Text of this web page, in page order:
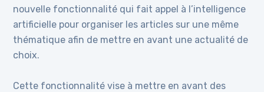
nouvelle fonctionnalité qui fait appel à l’intelligence
artificielle pour organiser les articles sur une même
thématique afin de mettre en avant une actualité de
choix.
Cette fonctionnalité vise à mettre en avant des